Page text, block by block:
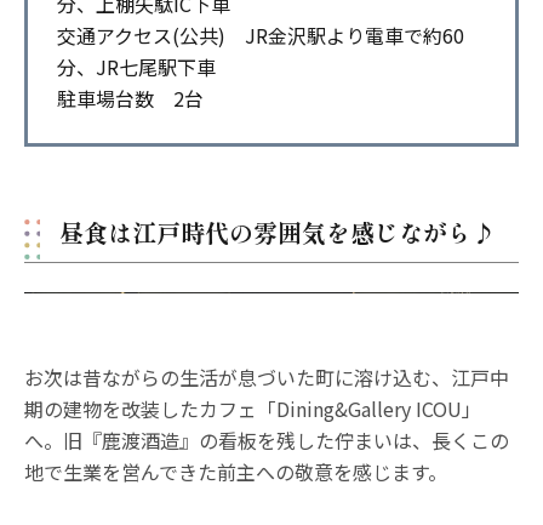
交通アクセス(公共) JR金沢駅より電車で約60
分、JR七尾駅下車
駐車場台数 2台
昼食は江戸時代の雰囲気を感じながら♪
お次は昔ながらの生活が息づいた町に溶け込む、江戸中
期の建物を改装したカフェ「Dining&Gallery ICOU」
へ。旧『鹿渡酒造』の看板を残した佇まいは、長くこの
地で生業を営んできた前主への敬意を感じます。